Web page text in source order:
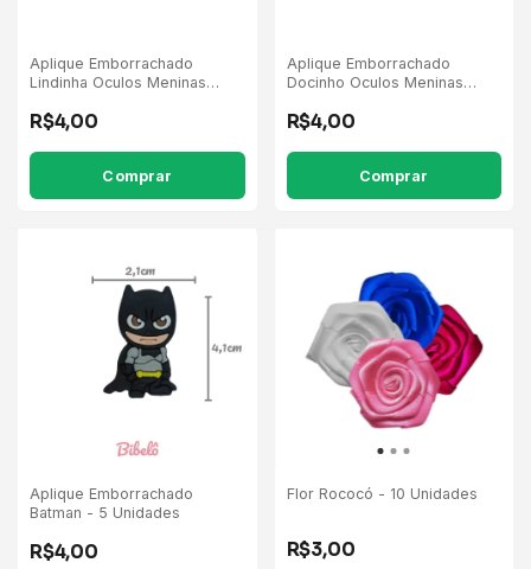
Aplique Emborrachado
Lindinha Oculos Meninas
Unidades
R$4,00
Aplique Emborrachado
Docinho Oculos Meninas
Unidades
R$4,00
Aplique Emborrachado
Batman - 5 Unidades
R$4,00
Flor Rococó - 10 Unidades
R$3,00